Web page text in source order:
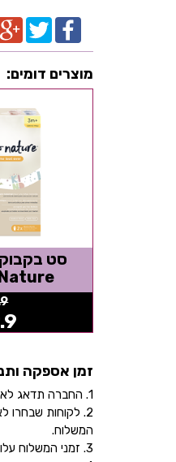
מוצרים דומים:
זמן אספקה
1. החברה תדאג לאספקת המוצר ללקוח'ה, עד 14 ימי עסקים, בהתאם לכתובת שהוקלדה על ידו/ה בעת ביצוע הרכישה באתר.
2. לקוחות
המשלוח.
3. זמני המשלוח עלולים להשתנות בהתאם למצב הביטחוני ו/או במהלך ימי חג.